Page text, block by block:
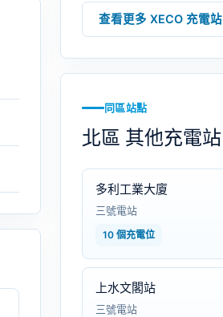
查看更多 XECO 充電站
同區站點
北區 其他充電站
多利工業大廈
三號電站
10 個充電位
上水文閣站
三號電站